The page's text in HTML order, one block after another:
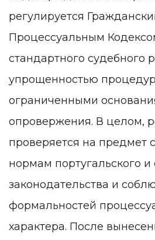
регулируется
Процессуальным
стандартного судебного
упрощенностью
ограниченными
опровержения. В целом,
проверяется на предмет
нормам португальского и
законодательства и
формальностей
характера. После